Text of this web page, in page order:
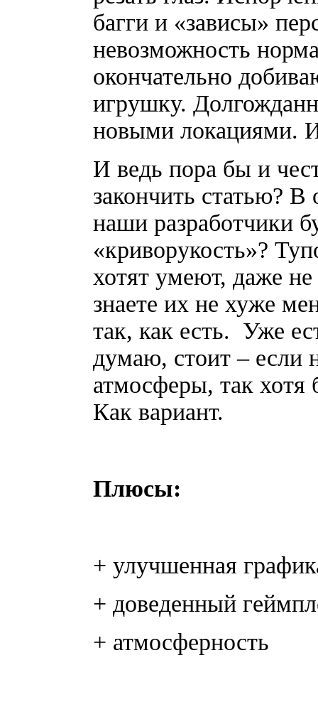
багги и «зависы»
невозможность
окончательно
игрушку.
новыми локациями.
И ведь пора бы и
закончить статью? В
наши разработчики
«криворукость»?
хотят умеют, даже
знаете их не хуже
так, как есть. Уже
думаю, стоит – если
атмосферы, так хотя
Как вариант.
Плюсы:
+ улучшенная
+ доведенный
+ атмосферность